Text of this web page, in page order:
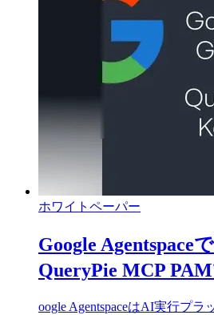
ホワイトペーパー
Google Agentspace
QueryPie MCP
oogle AgentspaceはAI実行プラ